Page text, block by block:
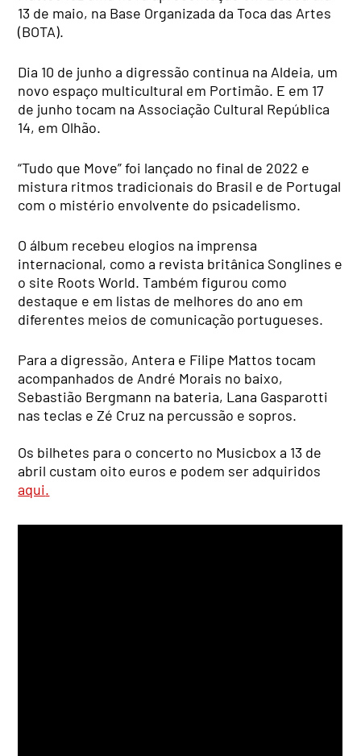
13 de maio, na Base Organizada da Toca das Artes
(BOTA).
Dia 10 de junho a digressão continua na Aldeia, um
novo espaço multicultural em Portimão. E em 17
de junho tocam na Associação Cultural República
14, em Olhão.
“Tudo que Move” foi lançado no final de 2022 e
mistura ritmos tradicionais do Brasil e de Portugal
com o mistério envolvente do psicadelismo.
O álbum recebeu elogios na imprensa
internacional, como a revista britânica Songlines e
o site Roots World. Também figurou como
destaque e em listas de melhores do ano em
diferentes meios de comunicação portugueses.
Para a digressão, Antera e Filipe Mattos tocam
acompanhados de André Morais no baixo,
Sebastião Bergmann na bateria, Lana Gasparotti
nas teclas e Zé Cruz na percussão e sopros.
Os bilhetes para o concerto no Musicbox a 13 de
abril custam oito euros e podem ser adquiridos
aqui.